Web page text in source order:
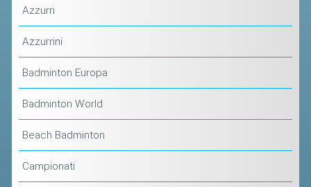
Azzurri
Azzurrini
Badminton Europa
Badminton World
Beach Badminton
Campionati
LINE